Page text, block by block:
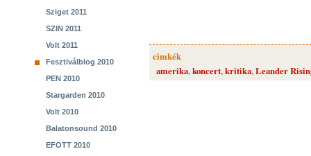
Sziget 2011
SZIN 2011
Volt 2011
Fesztiválblog 2010
PEN 2010
Stargarden 2010
Volt 2010
Balatonsound 2010
EFOTT 2010
cimkék
amerika,koncert,kritika,Leander